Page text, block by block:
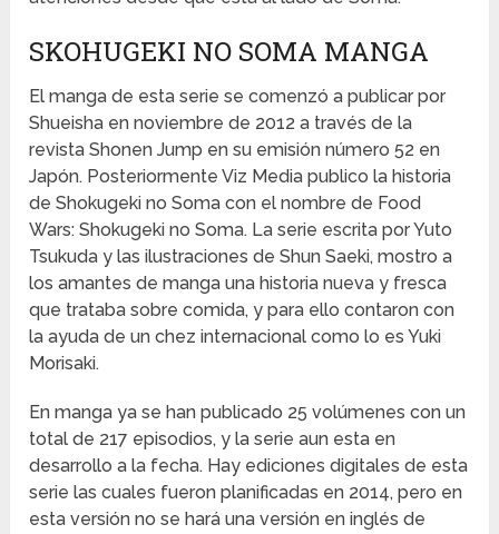
SKOHUGEKI NO SOMA MANGA
El manga de esta serie se comenzó a publicar por
Shueisha en noviembre de 2012 a través de la
revista Shonen Jump en su emisión número 52 en
Japón. Posteriormente Viz Media publico la historia
de Shokugeki no Soma con el nombre de Food
Wars: Shokugeki no Soma. La serie escrita por Yuto
Tsukuda y las ilustraciones de Shun Saeki, mostro a
los amantes de manga una historia nueva y fresca
que trataba sobre comida, y para ello contaron con
la ayuda de un chez internacional como lo es Yuki
Morisaki.
En manga ya se han publicado 25 volúmenes con un
total de 217 episodios, y la serie aun esta en
desarrollo a la fecha. Hay ediciones digitales de esta
serie las cuales fueron planificadas en 2014, pero en
esta versión no se hará una versión en inglés de